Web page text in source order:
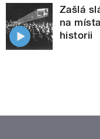
Zašlá
na
historii